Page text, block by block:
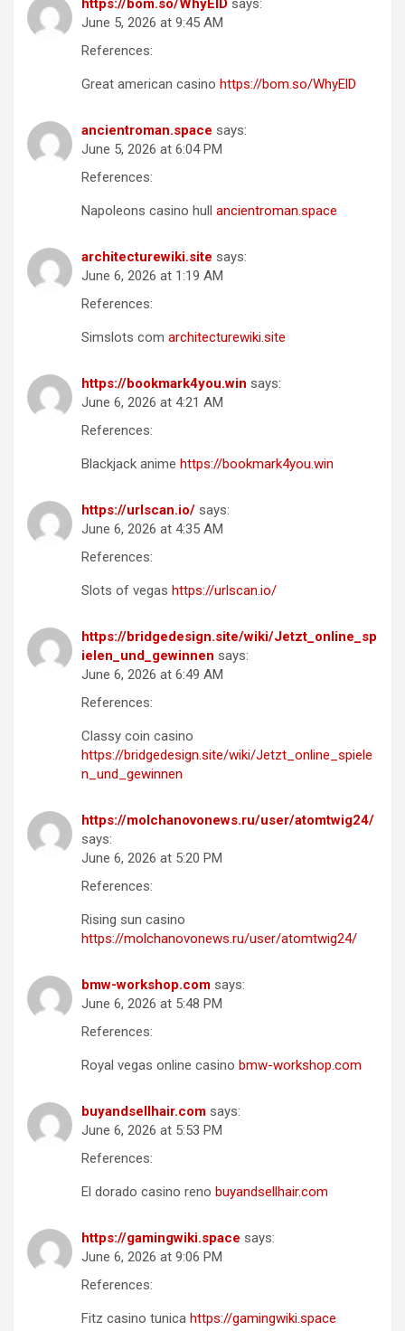
https://bom.so/WhyElD says:
June 5, 2026 at 9:45 AM
References:
Great american casino https://bom.so/WhyElD
ancientroman.space says:
June 5, 2026 at 6:04 PM
References:
Napoleons casino hull ancientroman.space
architecturewiki.site says:
June 6, 2026 at 1:19 AM
References:
Simslots com architecturewiki.site
https://bookmark4you.win says:
June 6, 2026 at 4:21 AM
References:
Blackjack anime https://bookmark4you.win
https://urlscan.io/ says:
June 6, 2026 at 4:35 AM
References:
Slots of vegas https://urlscan.io/
https://bridgedesign.site/wiki/Jetzt_online_sp
ielen_und_gewinnen says:
June 6, 2026 at 6:49 AM
References:
Classy coin casino
https://bridgedesign.site/wiki/Jetzt_online_spiele
n_und_gewinnen
https://molchanovonews.ru/user/atomtwig24/
says:
June 6, 2026 at 5:20 PM
References:
Rising sun casino
https://molchanovonews.ru/user/atomtwig24/
bmw-workshop.com says:
June 6, 2026 at 5:48 PM
References:
Royal vegas online casino bmw-workshop.com
buyandsellhair.com says:
June 6, 2026 at 5:53 PM
References:
El dorado casino reno buyandsellhair.com
https://gamingwiki.space says:
June 6, 2026 at 9:06 PM
References:
Fitz casino tunica https://gamingwiki.space